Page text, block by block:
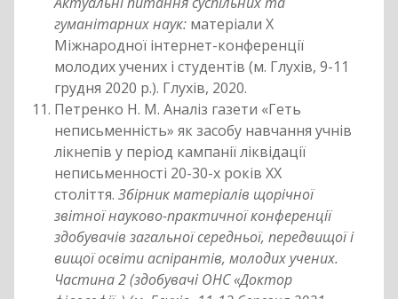
гуманітарних наук:матеріали Х
Міжнародної інтернет-конференції
молодих учених і студентів (м. Глухів, 9-11
грудня 2020 р.). Глухів, 2020.
Петренко Н. М. Аналіз газети «Геть
неписьменність» як засобу навчання учнів
лікнепів у період кампанії ліквідації
неписьменності 20-30-х років ХХ
століття. Збірник матеріалів щорічної
звітної науково-практичної конференції
здобувачів загальної середньої, передвищої і
вищої освіти аспірантів, молодих учених.
Частина 2 (здобувачі ОНС «Доктор